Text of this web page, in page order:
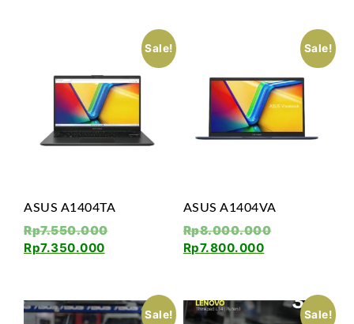
Sale!
ASUS A1404TA
Rp7.550.000
Rp7.350.000
Sale!
ASUS A1404VA
Rp8.000.000
Rp7.800.000
Sale! Sale!